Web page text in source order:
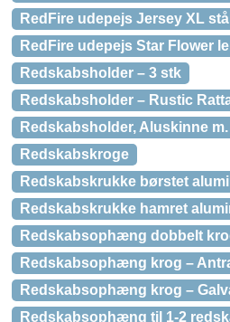
RedFire udepejs Jersey XL
RedFire udepejs Star Flower
Redskabsholder – 3 stk
Redskabsholder – Rustic
Redskabsholder, Aluskinne
Redskabskroge
Redskabskrukke børstet
Redskabskrukke hamret
Redskabsophæng dobbelt
Redskabsophæng krog –
Redskabsophæng krog –
Redskabsophæng til 1-2